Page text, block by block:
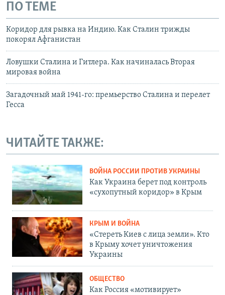
ПО ТЕМЕ
Коридор для рывка на Индию. Как Сталин трижды
покорял Афганистан
Ловушки Сталина и Гитлера. Как начиналась Вторая
мировая война
Загадочный май 1941-го: премьерство Сталина и перелет
Гесса
ЧИТАЙТЕ ТАКЖЕ:
ВОЙНА РОССИИ ПРОТИВ УКРАИНЫ
Как Украина берет под контроль
«сухопутный коридор» в Крым
КРЫМ И ВОЙНА
«Стереть Киев с лица земли». Кто
в Крыму хочет уничтожения
Украины
ОБЩЕСТВО
Как Россия «мотивирует»